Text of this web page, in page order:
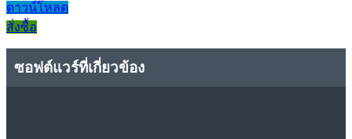
ดาวน์โหลด
สั่งซื้อ
ซอฟต์แวร์ที่เกี่ยวข้อง